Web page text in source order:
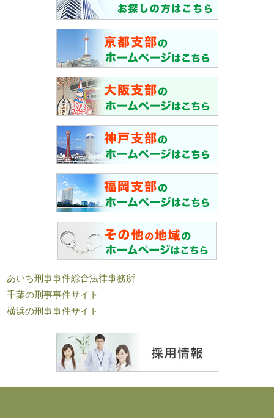
あいち刑事事件総合法律事務所
千葉の刑事事件サイト
横浜の刑事事件サイト